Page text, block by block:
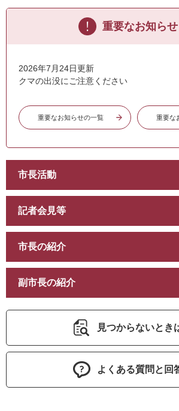
重要なお知らせ
2026年7月24日更新
クマの出没にご注意ください
重要なお知らせの一覧 重要な
市長活動
記者会見等
市長の紹介
副市長の紹介
見つからないとき
よくある質問と回